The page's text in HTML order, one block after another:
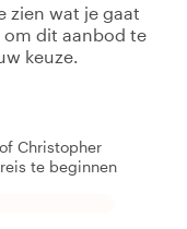
zien wat je gaat
om dit aanbod te
keuze.
Christopher
te beginnen